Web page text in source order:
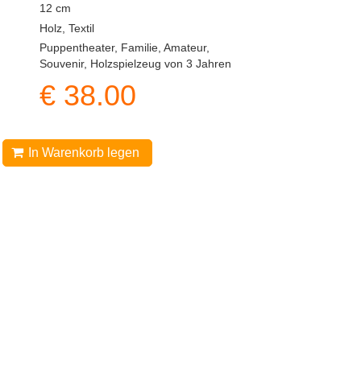
12 cm
Holz, Textil
Puppentheater, Familie, Amateur,
Souvenir, Holzspielzeug von 3 Jahren
€ 38.00
In Warenkorb legen